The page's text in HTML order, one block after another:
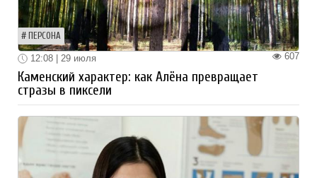
ПЕРСОНА
607
12:08 | 29 июля
Каменский характер: как Алёна превращает
стразы в пиксели